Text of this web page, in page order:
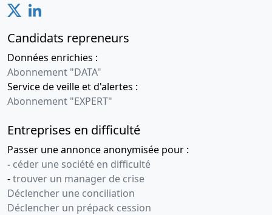
Candidats repreneurs
Données enrichies :
Abonnement "DATA"
Service de veille et d'alertes :
Abonnement "EXPERT"
Entreprises en difficulté
Passer une annonce anonymisée pour :
- céder une société en difficulté
-trouver un manager de crise
Déclencher une conciliation
Déclencher un prépack cession